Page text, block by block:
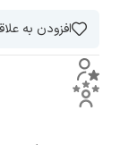
افزودن به